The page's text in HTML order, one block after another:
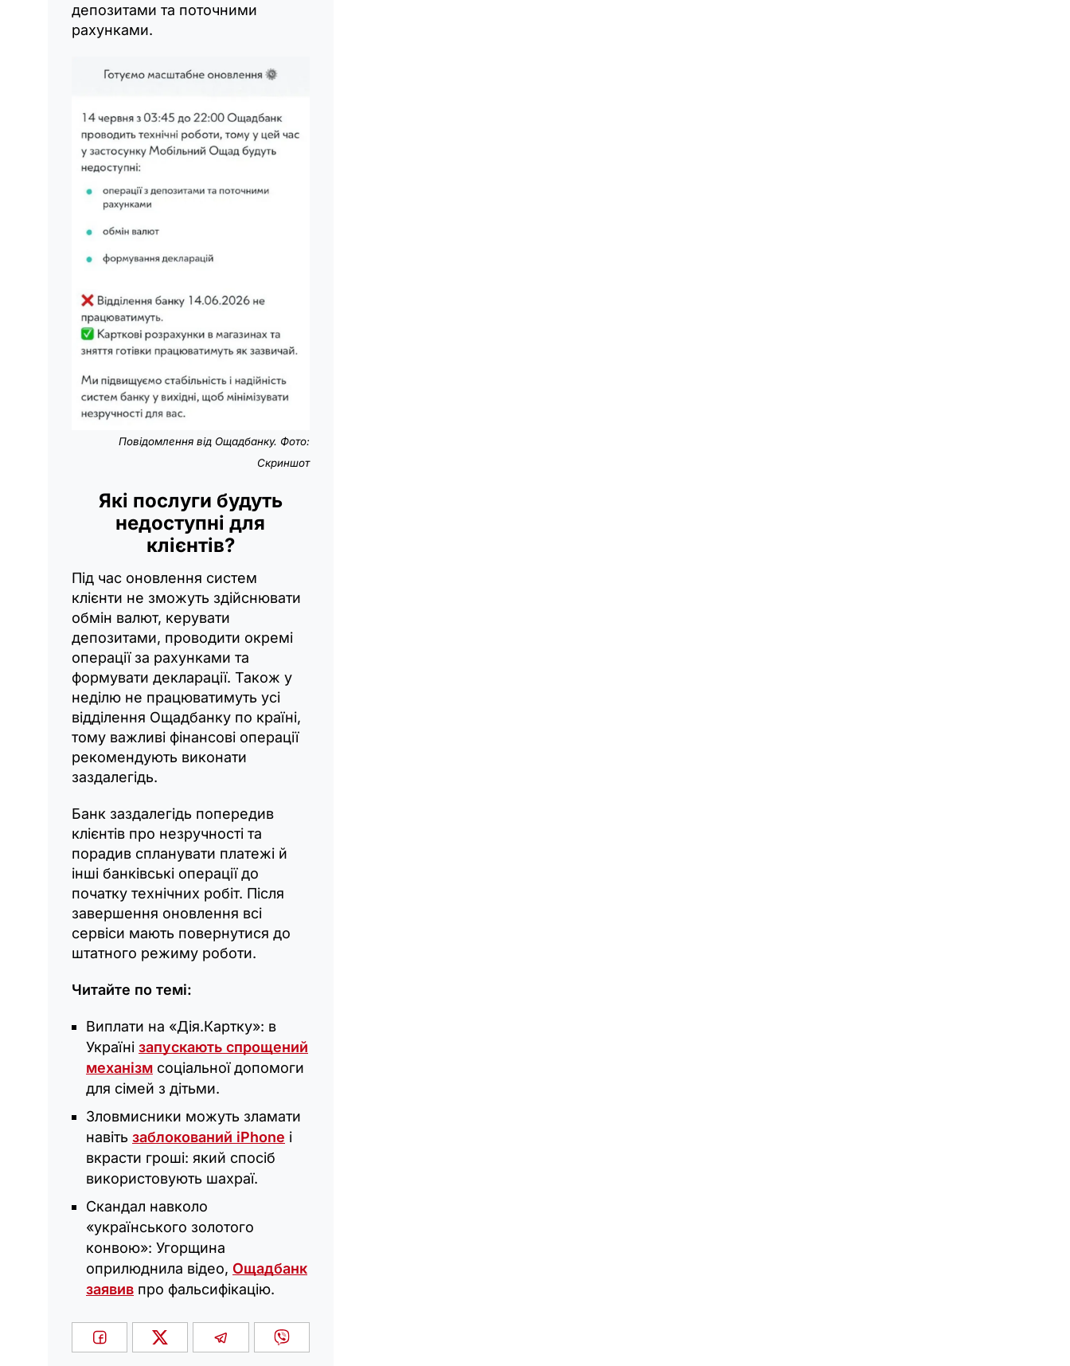
депозитами та поточними
рахунками.
Повідомлення від Ощадбанку. Фото:
Скриншот
Які послуги будуть
недоступні для
клієнтів?
Під час оновлення систем
клієнти не зможуть здійснювати
обмін валют, керувати
депозитами, проводити окремі
операції за рахунками та
формувати декларації. Також у
неділю не працюватимуть усі
відділення Ощадбанку по країні,
тому важливі фінансові операції
рекомендують виконати
заздалегідь.
Банк заздалегідь попередив
клієнтів про незручності та
порадив спланувати платежі й
інші банківські операції до
початку технічних робіт. Після
завершення оновлення всі
сервіси мають повернутися до
штатного режиму роботи.
Читайте по темі:
Виплати на «Дія.Картку»: в
Україні запускають спрощений
механізм соціальної допомоги
для сімей з дітьми.
Зловмисники можуть зламати
навіть заблокований iPhone і
вкрасти гроші: який спосіб
використовують шахраї.
Скандал навколо
«українського золотого
конвою»: Угорщина
оприлюднила відео, Ощадбанк
заявив про фальсифікацію.